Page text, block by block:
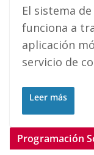
El sistema
funciona a
aplicación
servicio de
Leer más
Programación